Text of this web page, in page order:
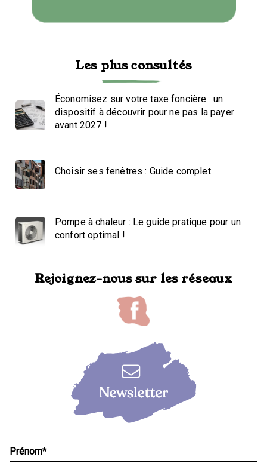
Les plus consultés
Économisez sur votre taxe foncière : un
dispositif à découvrir pour ne pas la payer
avant 2027 !
Choisir ses fenêtres : Guide complet
Pompe à chaleur : Le guide pratique pour un
confort optimal !
Rejoignez-nous sur les réseaux